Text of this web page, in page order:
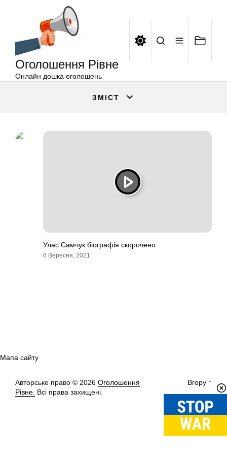
Оголошення Рівне
Онлайн дошка оголошень
ЗМІСТ
Улас Самчук біографія скорочено
6 Вересня, 2021
Мапа сайту
Авторське право © 2026 Оголошення
Рівне. Всі права захищені.
Вгору ↑